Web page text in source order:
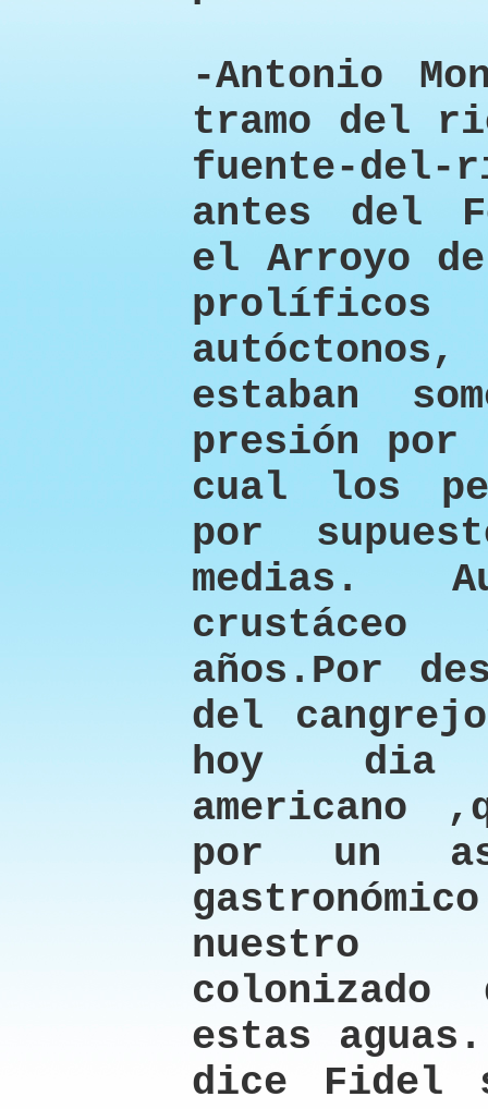
-Antonio
tramo del
fuente-
antes del
el Arroyo
prolíficos
estaban
presión
cual los
por
medias.
crustáceo
años.Por
del
hoy dia
americano
por un
nuestro
colonizado
estas
dice Fidel